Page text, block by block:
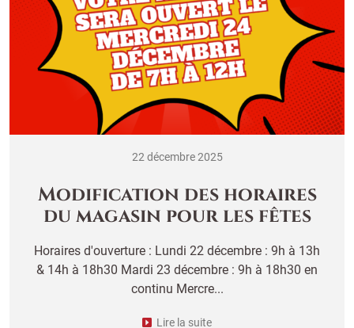
22 décembre 2025
Modification des horaires
du magasin pour les fêtes
Horaires d'ouverture : Lundi 22 décembre : 9h à 13h
& 14h à 18h30 Mardi 23 décembre : 9h à 18h30 en
continu Mercre...
Lire la suite